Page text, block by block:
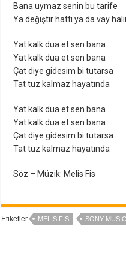
Bana uymaz senin bu tarife
Ya değiştir hattı ya da vay
Yat kalk dua et sen bana
Yat kalk dua et sen bana
Çat diye gidesim bi tutarsa
Tat tuz kalmaz hayatında
Yat kalk dua et sen bana
Yat kalk dua et sen bana
Çat diye gidesim bi tutarsa
Tat tuz kalmaz hayatında
Söz – Müzik: Melis Fis
Etiketler MELIS FIS SONY